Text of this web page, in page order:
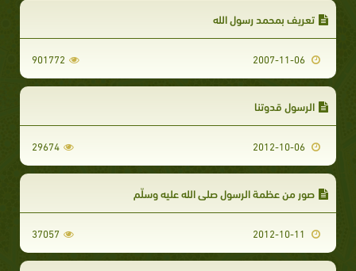
تعريف بمحمد رسول الله
901772
الرسول قدوتنا
29674
صور من عظمة الرسول صلى الله عليه وسلّم
37057